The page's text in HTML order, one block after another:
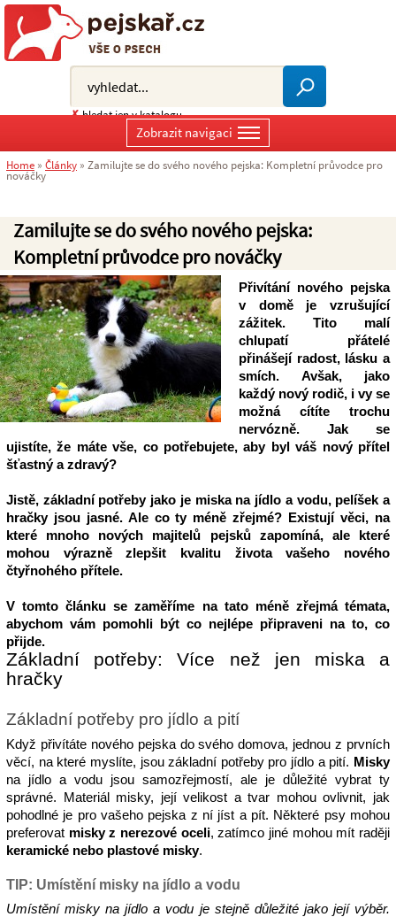
Zamilujte se do svého nového pejska:
Kompletní průvodce pro nováčky
Přivítání nového pejska
v domě je vzrušující
zážitek. Tito malí
chlupatí přátelé
přinášejí radost, lásku a
smích. Avšak, jako
každý nový rodič, i vy se
možná cítíte trochu
nervózně. Jak se
ujistíte, že máte vše, co potřebujete, aby byl váš nový přítel
šťastný a zdravý?
Jistě, základní potřeby jako je miska na jídlo a vodu, pelíšek a
hračky jsou jasné. Ale co ty méně zřejmé? Existují věci, na
které mnoho nových majitelů pejsků zapomíná, ale které
mohou výrazně zlepšit kvalitu života vašeho nového
čtyřnohého přítele.
V tomto článku se zaměříme na tato méně zřejmá témata,
abychom vám pomohli být co nejlépe připraveni na to, co
přijde.
Základní potřeby: Více než jen miska a
hračky
Základní potřeby pro jídlo a pití
Když přivítáte nového pejska do svého domova, jednou z prvních
věcí, na které myslíte, jsou základní potřeby pro jídlo a pití. Misky
na jídlo a vodu jsou samozřejmostí, ale je důležité vybrat ty
správné. Materiál misky, její velikost a tvar mohou ovlivnit, jak
pohodlné je pro vašeho pejska z ní jíst a pít. Některé psy mohou
preferovat misky z nerezové oceli
keramické nebo plastové misky.
TIP: Umístění misky na jídlo a vodu
Umístění misky na jídlo a vodu je stejně důležité jako její výběr.
✗hledat jen v katalogu
Zobrazit navigaci
Home » Články » Zamilujte se do svého nového pejska: Kompletní průvodce pro
nováčky